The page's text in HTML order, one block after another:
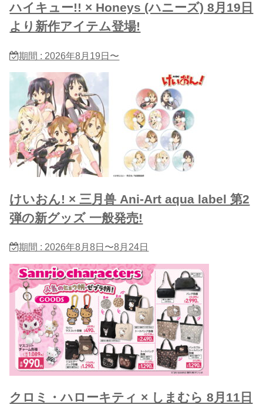
ハイキュー!! × Honeys (ハニーズ) 8月19日
より新作アイテム登場!
期間 : 2026年8月19日〜
けいおん! × 三月兽 Ani-Art aqua label 第2
弾の新グッズ 一般発売!
期間 : 2026年8月8日〜8月24日
クロミ・ハローキティ × しまむら 8月11日